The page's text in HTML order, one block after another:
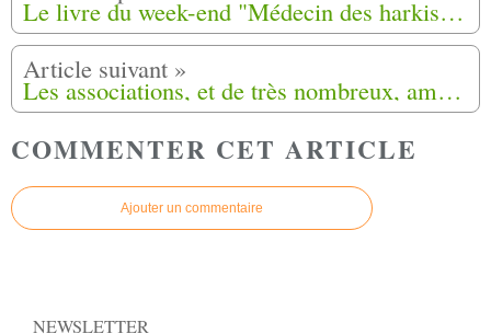
Le livre du week-end "Médecin des harkis au camp de bias" 1970-2000 (Patrick Jammes).
Les associations, et de très nombreux, amis qui se sont mobilisé pour Ouarda
COMMENTER CET ARTICLE
Ajouter un commentaire
NEWSLETTER